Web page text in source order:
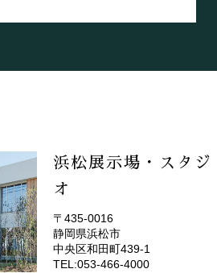
浜松展示場・スタジ
オ
(EMOTOP浜松)
〒435-0016
静岡県浜松市
中央区和田町439-1
TEL:053-466-4000